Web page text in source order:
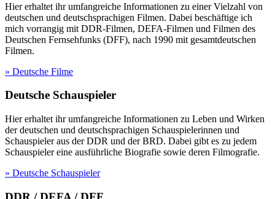
Hier erhaltet ihr umfangreiche Informationen zu einer Vielzahl von
deutschen und deutschsprachigen Filmen. Dabei beschäftige ich
mich vorrangig mit DDR-Filmen, DEFA-Filmen und Filmen des
Deutschen Fernsehfunks (DFF), nach 1990 mit gesamtdeutschen
Filmen.
» Deutsche Filme
Deutsche Schauspieler
Hier erhaltet ihr umfangreiche Informationen zu Leben und Wirken
der deutschen und deutschsprachigen Schauspielerinnen und
Schauspieler aus der DDR und der BRD. Dabei gibt es zu jedem
Schauspieler eine ausführliche Biografie sowie deren Filmografie.
» Deutsche Schauspieler